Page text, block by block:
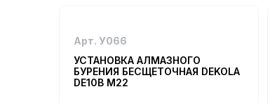
Арт. У066
УСТАНОВКА АЛМАЗНОГО
БУРЕНИЯ БЕСЩЕТОЧНАЯ DEKOLA
DE10B М22